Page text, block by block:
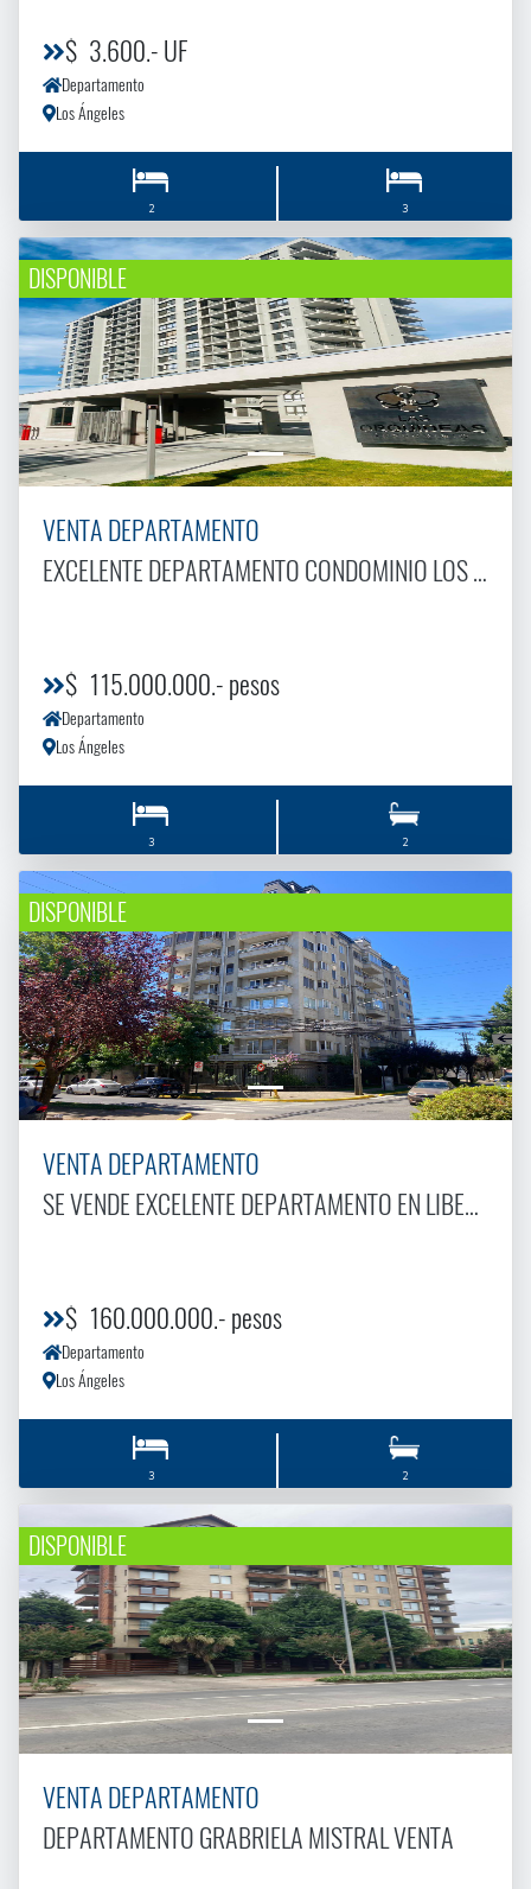
$ 3.600.- UF
Departamento
Los Ángeles
2 3
DISPONIBLE
VENTA DEPARTAMENTO
EXCELENTE DEPARTAMENTO CONDOMINIO LOS CONQUISTADORES
$ 115.000.000.- pesos
Departamento
Los Ángeles
3 2
DISPONIBLE
VENTA DEPARTAMENTO
SE VENDE EXCELENTE DEPARTAMENTO EN LIBERTADOR 2
$ 160.000.000.- pesos
Departamento
Los Ángeles
3 2
DISPONIBLE
VENTA DEPARTAMENTO
DEPARTAMENTO GRABRIELA MISTRAL VENTA